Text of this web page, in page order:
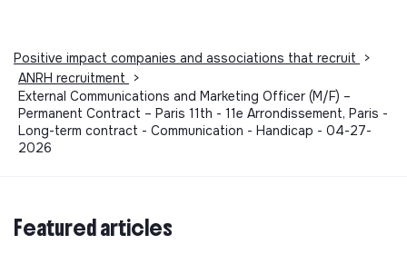
Positive impact companies and associations that recruit
>
ANRH recruitment
>
External Communications and Marketing Officer (M/F) –
Permanent Contract – Paris 11th - 11e Arrondissement, Paris -
Long-term contract - Communication - Handicap - 04-27-
2026
Featured articles